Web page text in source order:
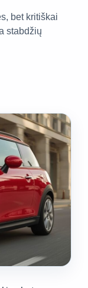
bet kritiškai
stabdžių